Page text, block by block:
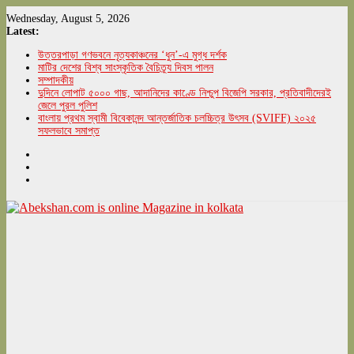
Skip
to
Wednesday, August 5, 2026
Latest:
উত্তরপাড়া গণভবনে নৃত্যকাঞ্চনের ‘ধুন’-এ মুগ্ধ দর্শক
মাটির দেশের বিশ্ব সাংস্কৃতিক বৈচিত্র্য দিবস পালন
সম্পাদকীয়
দুদিনে লোপাট ৫০০০ গাছ, আদানিদের কাণ্ডে নিশ্চুপ বিজেপি সরকার, প্রতিবাদীদেরই
জেলে পুরল পুলিশ
বাংলায় প্রথম স্বামী বিবেকানন্দ আন্তর্জাতিক চলচ্চিত্র উৎসব (SVIFF) ২০২৫
সফলভাবে সমাপ্ত